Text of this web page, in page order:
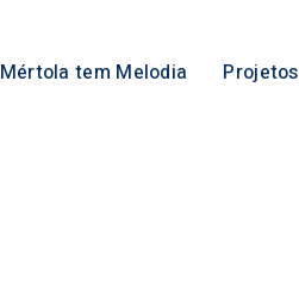
Mértola tem Melodia Projetos